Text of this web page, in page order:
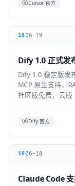
Cursor 官方
1806-19
Dify 1.0 正式发
Dify 1.0 稳定版发
MCP 原生支持、
社区版免费，云版
Dify 官方
1906-18
Claude Code